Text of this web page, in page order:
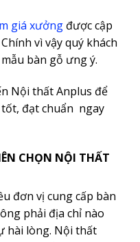
giá xưởng được cập
vì vậy quý khách
bàn gỗ ưng ý.
Nội thất Anplus để
đạt chuẩn ngay
CHỌN NỘI THẤT
đơn vị cung cấp bàn
phải địa chỉ nào
hài lòng. Nội thất